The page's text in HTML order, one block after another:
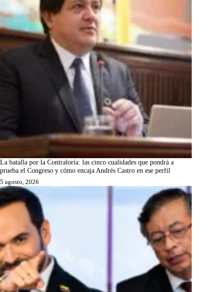
La batalla por la Contraloría: las cinco cualidades que pondrá a
prueba el Congreso y cómo encaja Andrés Castro en ese perfil
5 agosto, 2026